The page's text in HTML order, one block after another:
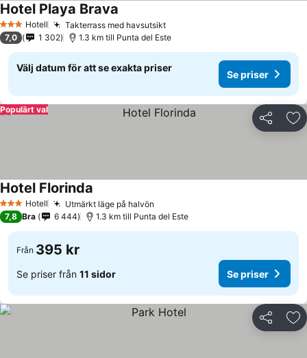
3 StjärnorHotell Takterrass med havsutsikt
Hotel Playa Brava
7,0 1 302 1.3 km till Punta del Este
Välj datum för att se exakta priser
Se priser
Dela
Populärt val
3 StjärnorHotell Utmärkt läge på halvön
Hotel Florinda
7,8 Bra 6 444 1.3 km till Punta del Este
Från 395 kr
Se priser från 11 sidor Se priser
Dela